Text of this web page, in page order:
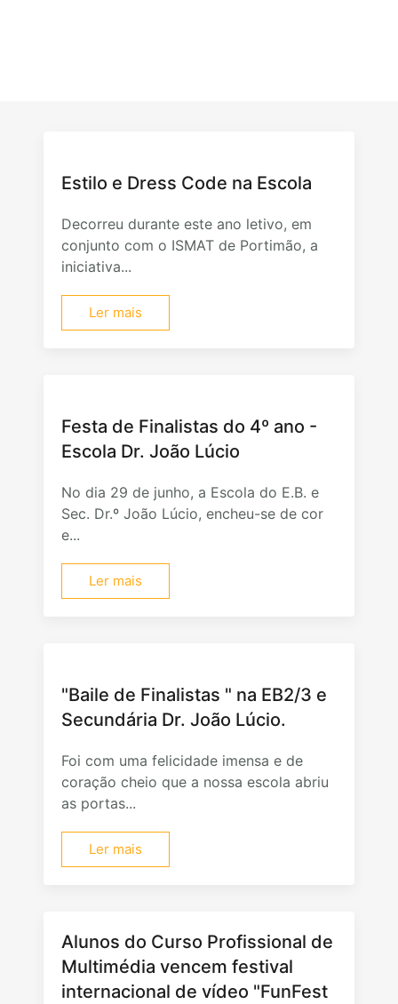
Estilo e Dress Code na Escola
Decorreu durante este ano letivo, em
conjunto com o ISMAT de Portimão, a
iniciativa...
Ler mais
Festa de Finalistas do 4º ano -
Escola Dr. João Lúcio
No dia 29 de junho, a Escola do E.B. e
Sec. Dr.º João Lúcio, encheu-se de cor
e...
Ler mais
"Baile de Finalistas " na EB2/3 e
Secundária Dr. João Lúcio.
Foi com uma felicidade imensa e de
coração cheio que a nossa escola abriu
as portas...
Ler mais
Alunos do Curso Profissional de
Multimédia vencem festival
internacional de vídeo "FunFest